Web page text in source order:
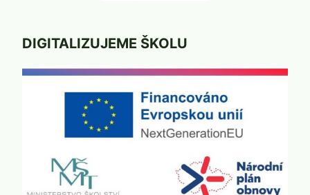
DIGITALIZUJEME ŠKOLU